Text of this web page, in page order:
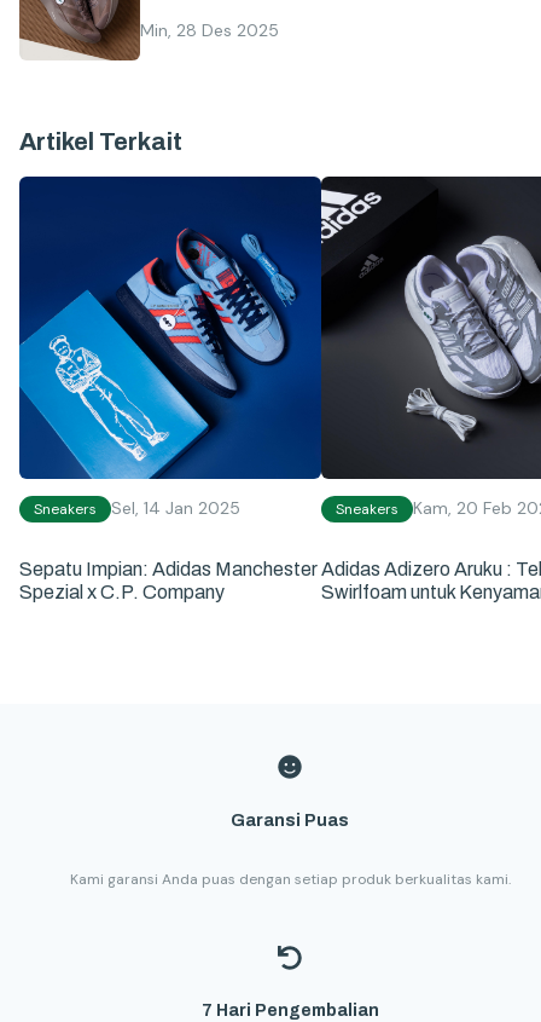
Min, 28 Des 2025
Artikel Terkait
Sneakers Sel, 14 Jan 2025
Sepatu Impian: Adidas Manchester
Spezial x C.P. Company
Sneakers Kam, 20 Feb
Adidas Adizero Aruku :
Swirlfoam untuk
Garansi Puas
Kami garansi Anda puas dengan setiap produk berkualitas kami.
7 Hari Pengembalian